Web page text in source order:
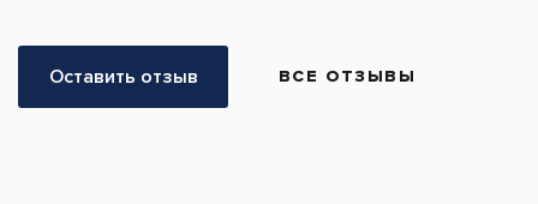
Оставить отзыв ВСЕ ОТЗЫВЫ